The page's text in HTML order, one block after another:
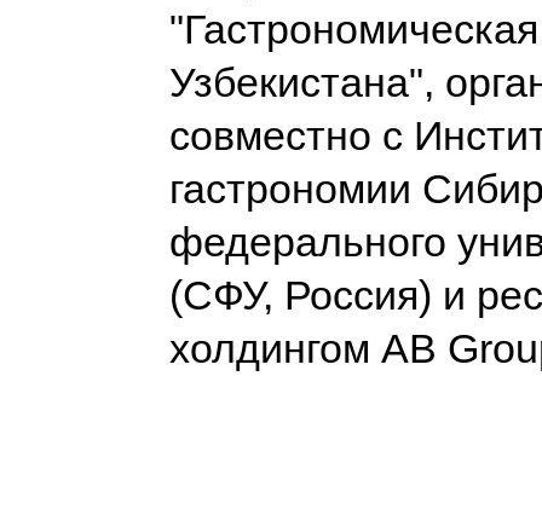
Узбекистана",
совместно с
гастрономии
федерального
(СФУ, Россия) и
холдингом AB